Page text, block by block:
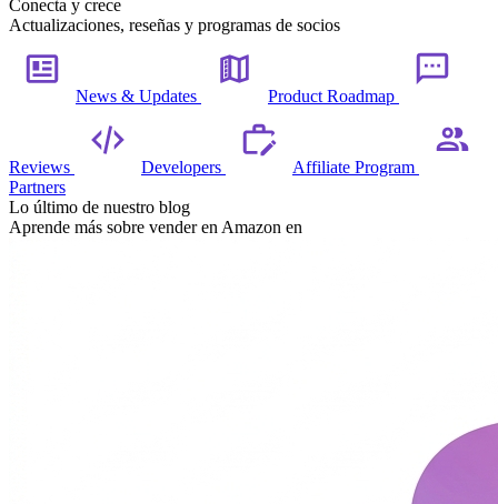
Conecta y crece
Actualizaciones, reseñas y programas de socios
News & Updates Product Roadmap
Reviews Developers
Affiliate Program
Partners
Lo último de nuestro blog
Aprende más sobre vender en Amazon en